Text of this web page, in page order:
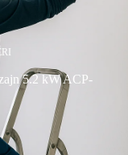
5.2 kW ACP-